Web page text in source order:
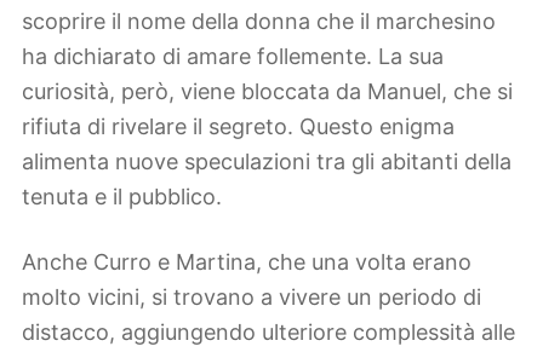
scoprire il nome della donna che il marchesino
ha dichiarato di amare follemente. La sua
curiosità, però, viene bloccata da Manuel, che si
rifiuta di rivelare il segreto. Questo enigma
alimenta nuove speculazioni tra gli abitanti della
tenuta e il pubblico.
Anche Curro e Martina, che una volta erano
molto vicini, si trovano a vivere un periodo di
distacco, aggiungendo ulteriore complessità alle